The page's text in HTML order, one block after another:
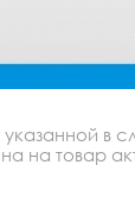
в
товар